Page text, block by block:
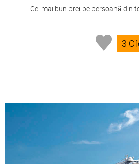
Cel mai bun preț pe persoană din
3